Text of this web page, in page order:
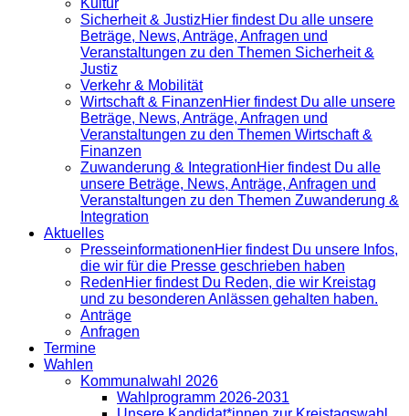
Kultur
Sicherheit & JustizHier findest Du alle unsere
Beträge, News, Anträge, Anfragen und
Veranstaltungen zu den Themen Sicherheit &
Justiz
Verkehr & Mobilität
Wirtschaft & FinanzenHier findest Du alle unsere
Beträge, News, Anträge, Anfragen und
Veranstaltungen zu den Themen Wirtschaft &
Finanzen
Zuwanderung & IntegrationHier findest Du alle
unsere Beträge, News, Anträge, Anfragen und
Veranstaltungen zu den Themen Zuwanderung &
Integration
Aktuelles
Presse­informationenHier findest Du unsere Infos,
die wir für die Presse geschrieben haben
RedenHier findest Du Reden, die wir Kreistag
und zu besonderen Anlässen gehalten haben.
Anträge
Anfragen
Termine
Wahlen
Kommunalwahl 2026
Wahlprogramm 2026-2031